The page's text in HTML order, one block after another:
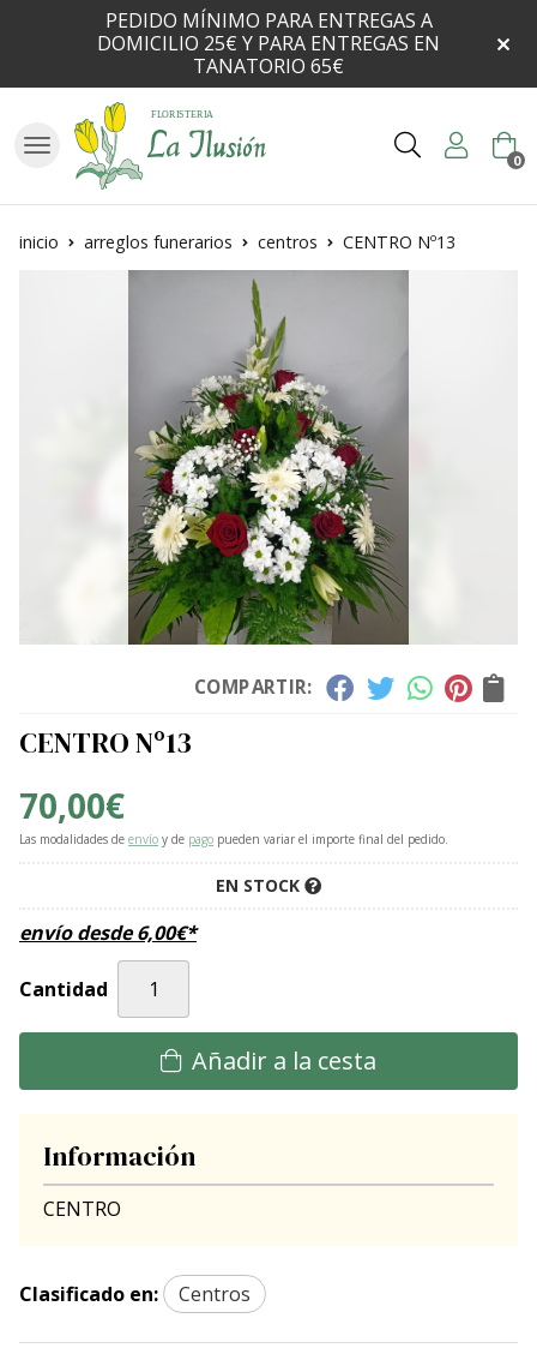
PEDIDO MÍNIMO PARA ENTREGAS A
DOMICILIO 25€ Y PARA ENTREGAS EN
TANATORIO 65€
Buscar 0
inicio arreglos funerarios centros CENTRO Nº13
COMPARTIR:
CENTRO Nº13
70,00€
Las modalidades de envío y de pago pueden variar el importe final del pedido.
EN STOCK
envío desde6,00€*
Cantidad
Añadir a la cesta
Información
CENTRO
Clasificado en: Centros